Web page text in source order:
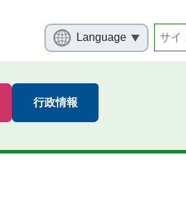
Language
行政情報